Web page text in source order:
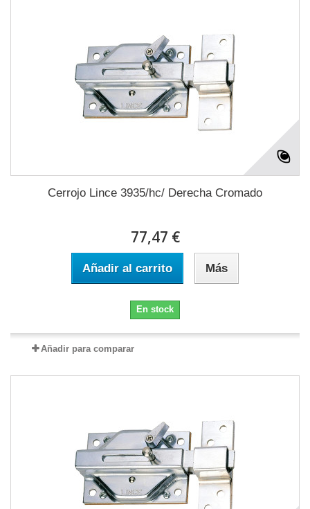
Cerrojo Lince 3935/hc/ Derecha Cromado
77,47 €
Añadir al carrito Más
En stock
Añadir para comparar